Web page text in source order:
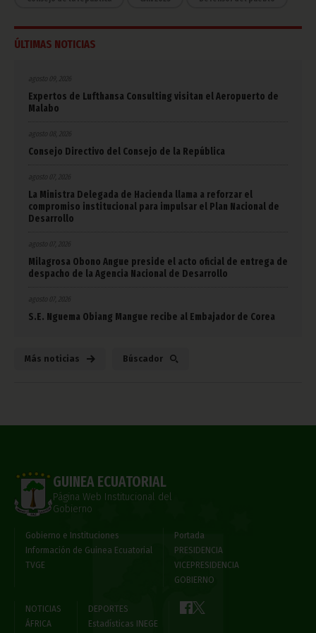
ÚLTIMAS NOTICIAS
agosto 09, 2026
Expertos de Lufthansa Consulting visitan el Aeropuerto de
Malabo
agosto 08, 2026
Consejo Directivo del Consejo de la República
agosto 07, 2026
La Ministra Delegada de Hacienda llama a reforzar el
compromiso institucional para impulsar el Plan Nacional de
Desarrollo
agosto 07, 2026
Milagrosa Obono Angue preside el acto oficial de entrega de
despacho de la Agencia Nacional de Desarrollo
agosto 07, 2026
S.E. Nguema Obiang Mangue recibe al Embajador de Corea
Más noticias Búscador
GUINEA ECUATORIAL
Página Web Institucional del
Gobierno
Gobierno e Instituciones
Información de Guinea Ecuatorial
TVGE
Portada
PRESIDENCIA
VICEPRESIDENCIA
GOBIERNO
NOTICIAS
ÁFRICA
DEPORTES
Estadísticas INEGE